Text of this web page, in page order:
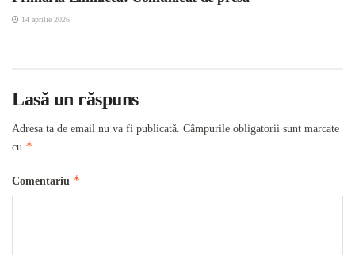
14 aprilie 2026
Lasă un răspuns
Adresa ta de email nu va fi publicată. Câmpurile obligatorii sunt marcate
cu *
Comentariu *